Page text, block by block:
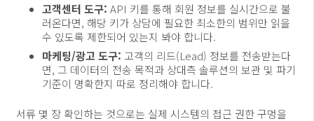
고객센터 도구: API 키를 통해 회원 정보를 실시간으로 불
러온다면, 해당 키가 상담에 필요한 최소한의 범위만 읽을
수 있도록 제한되어 있는지 봐야 합니다.
마케팅/광고 도구: 고객의 리드(Lead) 정보를 전송받는다
면, 그 데이터의 전송 목적과 상대측 솔루션의 보관 및 파기
기준이 명확한지 따로 정리해야 합니다.
서류 몇 장 확인하는 것으로는 실제 시스템의 접근 권한 구멍을